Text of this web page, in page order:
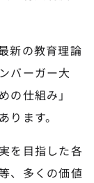
新の教育理論
バーガー大
の仕組み」
ります。
を目指した各
、多くの価値